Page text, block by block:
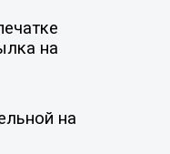
на
на